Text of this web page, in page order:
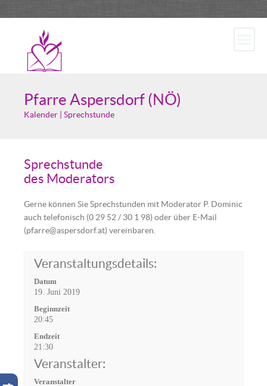
Pfarre Aspersdorf (NÖ)
Kalender | Sprechstunde
Sprechstunde
des Moderators
Gerne können Sie Sprechstunden mit Moderator P. Dominic
auch telefonisch (0 29 52 / 30 1 98) oder über E-Mail
(pfarre@aspersdorf.at) vereinbaren.
Veranstaltungsdetails:
Datum
19. Juni 2019
Beginnzeit
20:45
Endzeit
21:30
Veranstalter:
Veranstalter